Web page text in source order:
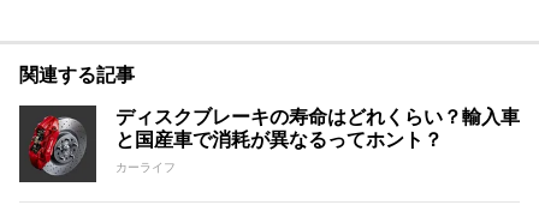
関連する記事
ディスクブレーキの寿命はどれくらい？輸入車
と国産車で消耗が異なるってホント？
カーライフ